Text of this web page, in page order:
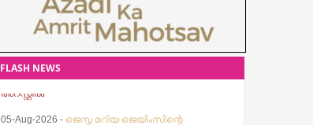
FLASH NEWS
05-Aug-2026 -
തിരോധാനവുമായി ബന്ധപ്പെട്ട സിബിഐ